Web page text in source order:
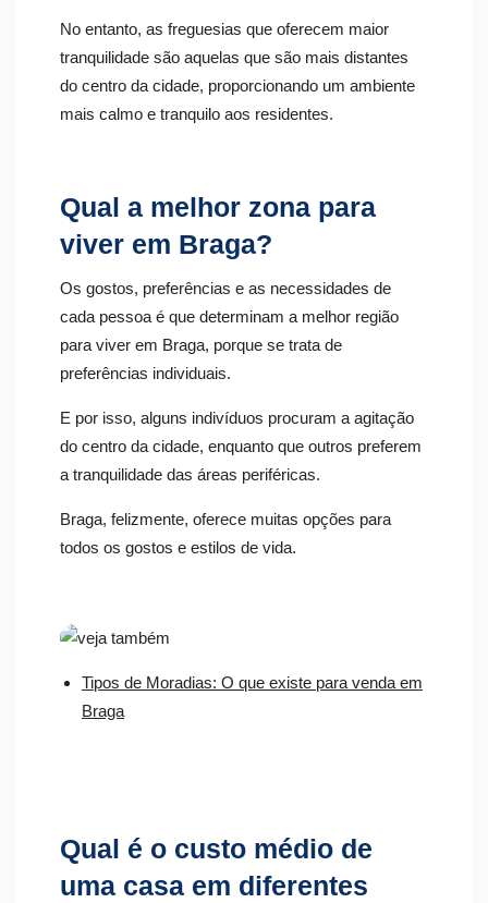
No entanto, as freguesias que oferecem maior
tranquilidade são aquelas que são mais distantes
do centro da cidade, proporcionando um ambiente
mais calmo e tranquilo aos residentes.
Qual a melhor zona para
viver em Braga?
Os gostos, preferências e as necessidades de
cada pessoa é que determinam a melhor região
para viver em Braga, porque se trata de
preferências individuais.
E por isso, alguns indivíduos procuram a agitação
do centro da cidade, enquanto que outros preferem
a tranquilidade das áreas periféricas.
Braga, felizmente, oferece muitas opções para
todos os gostos e estilos de vida.
Tipos de Moradias: O que existe para venda em
Braga
Qual é o custo médio de
uma casa em diferentes